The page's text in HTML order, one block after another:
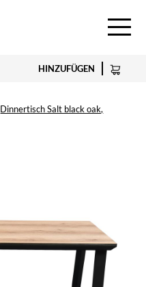
HINZUFÜGEN
Dinnertisch Salt black oak,